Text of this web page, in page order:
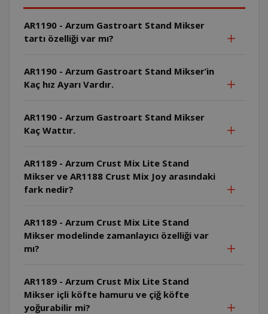
AR1190 - Arzum Gastroart Stand Mikser
tartı özelliği var mı?
AR1190 - Arzum Gastroart Stand Mikser’in
Kaç hız Ayarı Vardır.
AR1190 - Arzum Gastroart Stand Mikser
Kaç Wattır.
AR1189 - Arzum Crust Mix Lite Stand
Mikser ve AR1188 Crust Mix Joy arasındaki
fark nedir?
AR1189 - Arzum Crust Mix Lite Stand
Mikser modelinde zamanlayıcı özelliği var
mı?
AR1189 - Arzum Crust Mix Lite Stand
Mikser içli köfte hamuru ve çiğ köfte
yoğurabilir mi?